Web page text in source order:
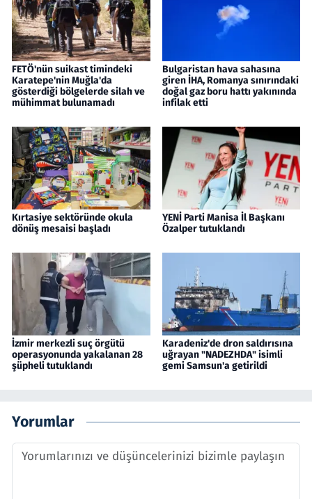
FETÖ'nün suikast timindeki
Karatepe'nin Muğla'da
gösterdiği bölgelerde silah ve
mühimmat bulunamadı
Bulgaristan hava sahasına
giren İHA, Romanya sınırındaki
doğal gaz boru hattı yakınında
infilak etti
Kırtasiye sektöründe okula
dönüş mesaisi başladı
YENİ Parti Manisa İl Başkanı
Özalper tutuklandı
İzmir merkezli suç örgütü
operasyonunda yakalanan 28
şüpheli tutuklandı
Karadeniz'de dron saldırısına
uğrayan "NADEZHDA" isimli
gemi Samsun'a getirildi
Yorumlar